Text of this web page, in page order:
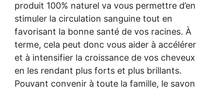
produit 100% naturel va vous permettre d’en
stimuler la circulation sanguine tout en
favorisant la bonne santé de vos racines. À
terme, cela peut donc vous aider à accélérer
et à intensifier la croissance de vos cheveux
en les rendant plus forts et plus brillants.
Pouvant convenir à toute la famille, le savon